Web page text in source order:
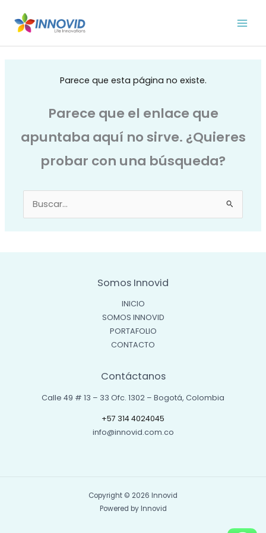
Parece que esta página no existe.
Parece que el enlace que
apuntaba aquí no sirve. ¿Quieres
probar con una búsqueda?
Buscar
por:
Somos Innovid
INICIO
SOMOS INNOVID
PORTAFOLIO
CONTACTO
Contáctanos
Calle 49 # 13 – 33 Ofc. 1302 – Bogotá, Colombia
+57 314 4024045
info@innovid.com.co
Copyright © 2026 Innovid
Powered by Innovid